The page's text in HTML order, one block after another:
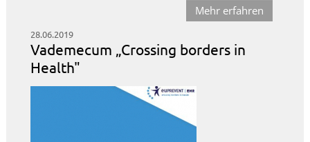
Mehr erfahren
28.06.2019
Vademecum „Crossing borders in
Health"